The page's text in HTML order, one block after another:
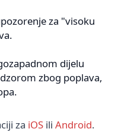
za "visoku
dijelu
zbog poplava,
za iOS ili Android.